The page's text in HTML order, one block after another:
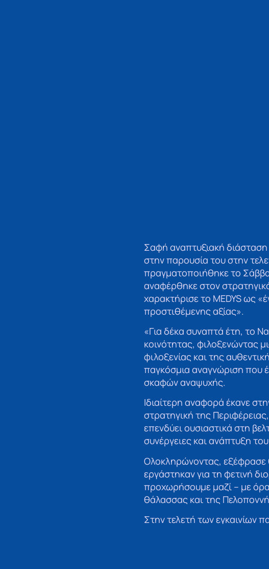
Σαφή αναπτυξιακή
στην παρουσία του στην
πραγματοποιήθηκε το
αναφέρθηκε στον
χαρακτήρισε το MEDYS ως
προστιθέμενης αξίας».
«Για δέκα συναπτά έτη, το
κοινότητας, φιλοξενώντας
φιλοξενίας και της
παγκόσμια αναγνώριση που
σκαφών αναψυχής.
Ιδιαίτερη αναφορά έκανε
στρατηγική της
επενδύει ουσιαστικά στη
συνέργειες και ανάπτυξη
Ολοκληρώνοντας, εξέφρασε
εργάστηκαν για τη φετινή
προχωρήσουμε μαζί – με
θάλασσας και της
Στην τελετή των εγκαινίων